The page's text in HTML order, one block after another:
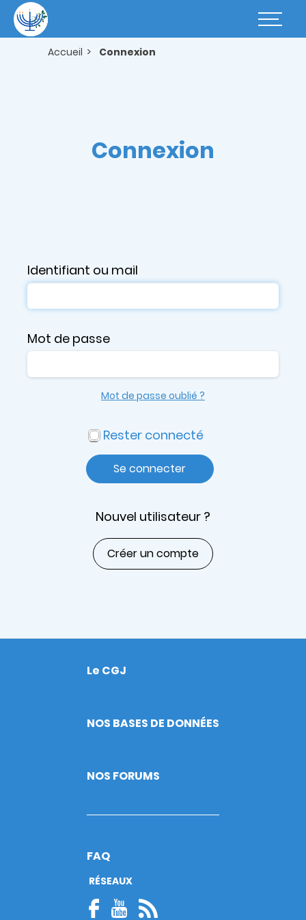
contenu
principal
Basculer
Accueil Connexion
Connexion
Identifiant ou mail
Mot de passe
Rester connecté
Se connecter
Mot de passe oublié ?
Nouvel utilisateur ?
Créer un compte
Footer
Le CGJ
NOS BASES DE DONNÉES
NOS FORUMS
FAQ
RÉSEAUX